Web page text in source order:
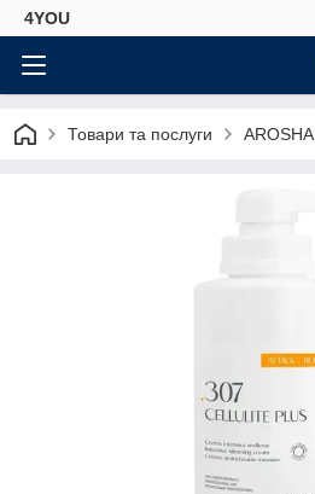
4YOU
Товари та послуги AROSHA